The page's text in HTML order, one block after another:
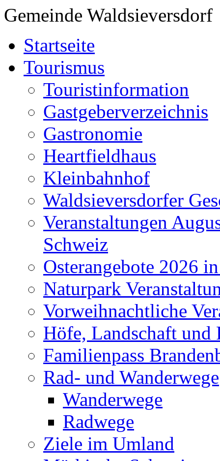
Gemeinde Waldsieversdorf
Startseite
Tourismus
Touristinformation
Gastgeberverzeichnis
Gastronomie
Heartfieldhaus
Kleinbahnhof
Waldsieversdorfer
Veranstaltungen
Schweiz
Osterangebote 2026
Naturpark
Vorweihnachtliche
Höfe, Landschaft und
Familienpass
Rad- und Wanderwege
Wanderwege
Radwege
Ziele im Umland